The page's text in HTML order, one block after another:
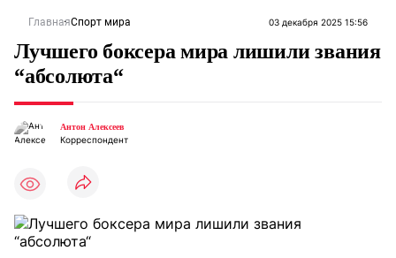
ГлавнаяСпорт мира 03 декабря 2025 15:56
Лучшего боксера мира лишили звания
“абсолюта“
Антон Алексеев
Корреспондент